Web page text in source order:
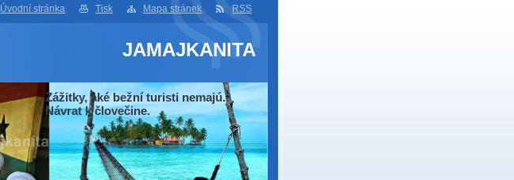
Úvodní stránka Tisk Mapa stránek RSS
JAMAJKANITA
Zážitky, aké bežní turisti nemajú.
Návrat k človečine.